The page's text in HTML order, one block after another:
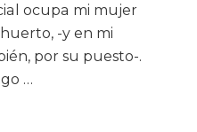
ocupa mi mujer
-y en mi
por su puesto-.
…